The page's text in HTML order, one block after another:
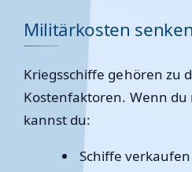
Militärkosten senken
Kriegsschiffe gehören zu
Kostenfaktoren. Wenn
kannst du:
Schiffe verkaufen